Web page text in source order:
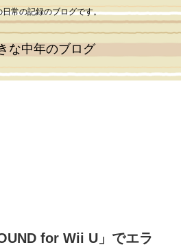
日常の記録のブログです。
な中年のブログ
for Wii U」でエラ